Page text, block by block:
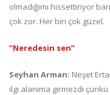
olmadığımı hissettiriyor
çok zor. Her biri çok güzel.
“Neredesin sen”
Seyhan Arman: Neşet
ilgi alanıma girmezdi çünkü